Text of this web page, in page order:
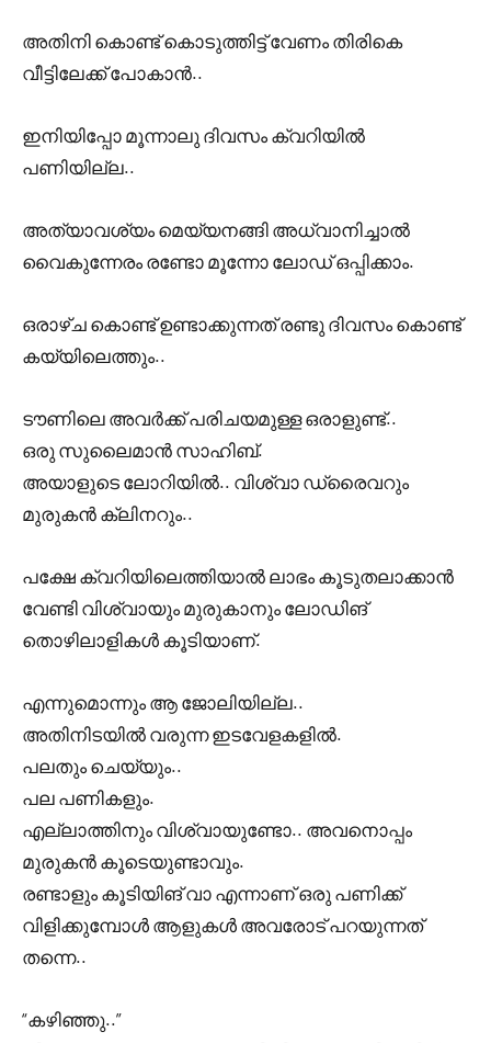
അതിനി കൊണ്ട് കൊടുത്തിട്ട് വേണം തിരികെ
വീട്ടിലേക്ക് പോകാൻ..
ഇനിയിപ്പോ മൂന്നാലു ദിവസം ക്വറിയിൽ
പണിയില്ല..
അത്യാവശ്യം മെയ്യനങ്ങി അധ്വാനിച്ചാൽ
വൈകുന്നേരം രണ്ടോ മൂന്നോ ലോഡ് ഒപ്പിക്കാം.
ഒരാഴ്ച കൊണ്ട് ഉണ്ടാക്കുന്നത് രണ്ടു ദിവസം കൊണ്ട്
കയ്യിലെത്തും..
ടൗണിലെ അവർക്ക് പരിചയമുള്ള ഒരാളുണ്ട്..
ഒരു സുലൈമാൻ സാഹിബ്.
അയാളുടെ ലോറിയിൽ.. വിശ്വാ ഡ്രൈവറും
മുരുകൻ ക്ലിനറും..
പക്ഷേ ക്വറിയിലെത്തിയാൽ ലാഭം കൂടുതലാക്കാൻ
വേണ്ടി വിശ്വായും മുരുകാനും ലോഡിങ്
തൊഴിലാളികൾ കൂടിയാണ്.
എന്നുമൊന്നും ആ ജോലിയില്ല..
അതിനിടയിൽ വരുന്ന ഇടവേളകളിൽ.
പലതും ചെയ്യും..
പല പണികളും.
എല്ലാത്തിനും വിശ്വായുണ്ടോ.. അവനൊപ്പം
മുരുകൻ കൂടെയുണ്ടാവും.
രണ്ടാളും കൂടിയിങ് വാ എന്നാണ് ഒരു പണിക്ക്
വിളിക്കുമ്പോൾ ആളുകൾ അവരോട് പറയുന്നത്
തന്നെ..
“കഴിഞ്ഞു..”